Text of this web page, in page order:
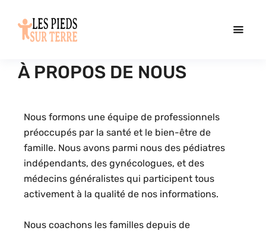
À PROPOS DE NOUS
Nous formons une équipe de professionnels
préoccupés par la santé et le bien-être de
famille. Nous avons parmi nous des pédiatres
indépendants, des gynécologues, et des
médecins généralistes qui participent tous
activement à la qualité de nos informations.
Nous coachons les familles depuis de